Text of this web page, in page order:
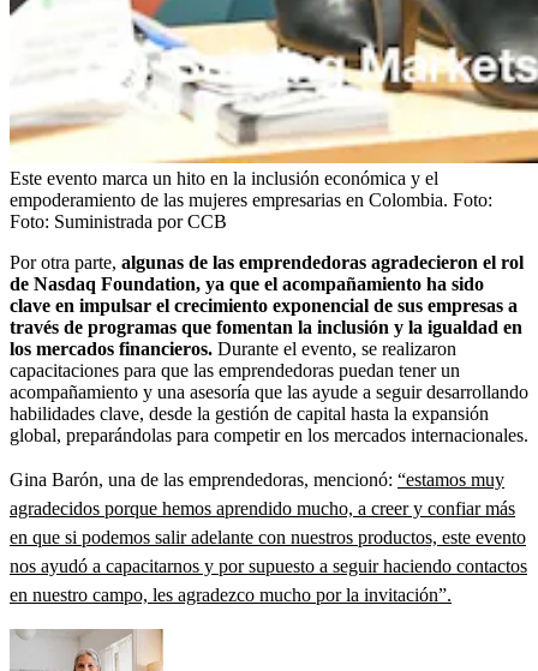
Este evento marca un hito en la inclusión económica y el
empoderamiento de las mujeres empresarias en Colombia. Foto:
Foto: Suministrada por CCB
Por otra parte, algunas de las emprendedoras agradecieron el rol
de Nasdaq Foundation, ya que el acompañamiento ha sido
clave en impulsar el crecimiento exponencial de sus empresas a
través de programas que fomentan la inclusión y la igualdad en
los mercados financieros. Durante el evento, se realizaron
capacitaciones para que las emprendedoras puedan tener un
acompañamiento y una asesoría que las ayude a seguir desarrollando
habilidades clave, desde la gestión de capital hasta la expansión
global, preparándolas para competir en los mercados internacionales.
Gina Barón, una de las emprendedoras, mencionó: “estamos muy
agradecidos porque hemos aprendido mucho, a creer y confiar más
en que si podemos salir adelante con nuestros productos, este evento
nos ayudó a capacitarnos y por supuesto a seguir haciendo contactos
en nuestro campo, les agradezco mucho por la invitación”.